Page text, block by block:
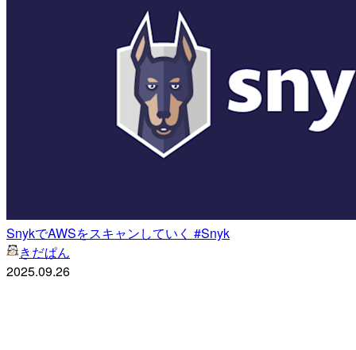
SnykでAWSをスキャンしていく #Snyk
きだぱん
2025.09.26